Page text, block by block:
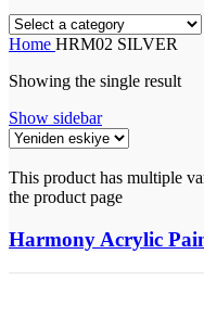
Home HRM02 SILVER
Showing the single result
Show sidebar
This product has multiple
the product page
Harmony Acrylic